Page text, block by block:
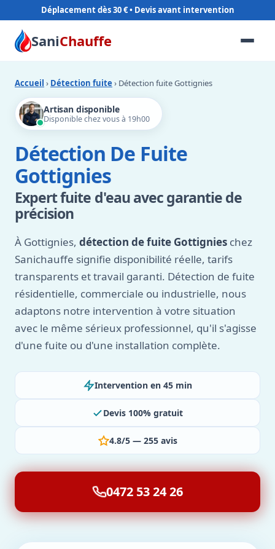
Déplacement dès 30 €
SaniChauffe
Accueil › Détection fuite › Détection fuite Gottignies
Artisan disponible
Disponible chez vous à 19h00
Détection De Fuite
Gottignies
Expert fuite d'eau avec garantie de
précision
À Gottignies, détection de fuite Gottignies chez
Sanichauffe signifie disponibilité réelle, tarifs
transparents et travail garanti. Détection de fuite
résidentielle, commerciale ou industrielle, nous
adaptons notre intervention à votre situation
avec le même sérieux professionnel, qu'il s'agisse
d'une fuite ou d'une installation complète.
Intervention en 45 min
Devis 100% gratuit
4.8/5 — 255 avis
0472 53 24 26